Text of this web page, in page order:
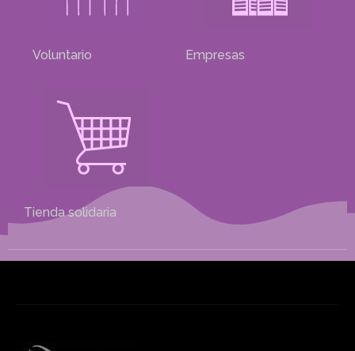
Voluntario Empresas
Tienda solidaria